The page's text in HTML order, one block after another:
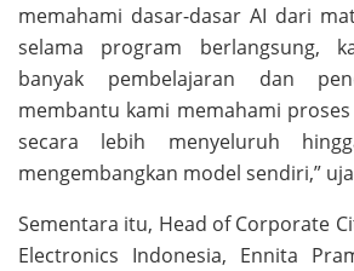
memahami dasar-dasar AI dari
selama program berlangsung,
banyak pembelajaran dan
membantu kami memahami
secara lebih menyeluruh
mengembangkan model sendiri,”
Sementara itu, Head of Corporate
Electronics Indonesia, Ennita